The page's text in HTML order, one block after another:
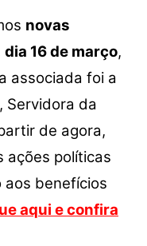
novas
dia 16 de março,
associada foi a
Servidora da
de agora,
ações políticas
benefícios
aqui e confira